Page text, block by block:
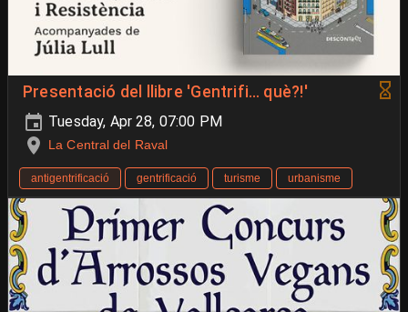
Presentació del llibre 'Gentrifi… què?!'
Tuesday, Apr 28, 07:00 PM
La Central del Raval
antigentrificació gentrificació turisme urbanisme